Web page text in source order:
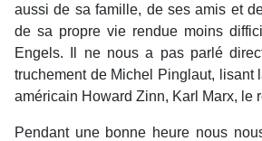
aussi de sa famille, de ses amis et
de sa propre vie rendue moins
Engels. Il ne nous a pas parlé
truchement de Michel Pinglaut, lisant
américain Howard Zinn, Karl Marx, le
Pendant une bonne heure nous